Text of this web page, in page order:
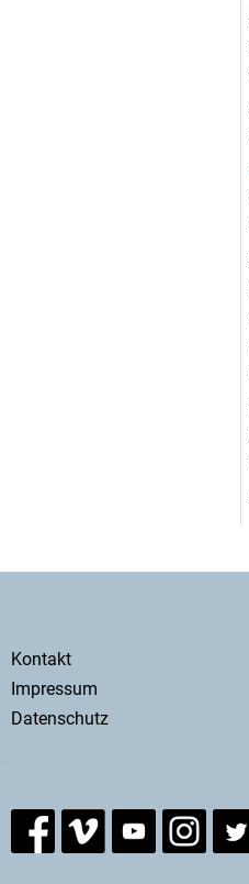
Secondary
menu
Kontakt
Impressum
Datenschutz